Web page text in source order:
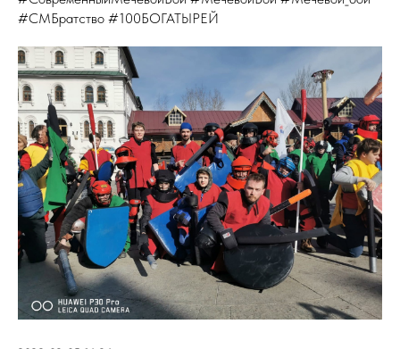
#СМБратство #100БОГАТЫРЕЙ